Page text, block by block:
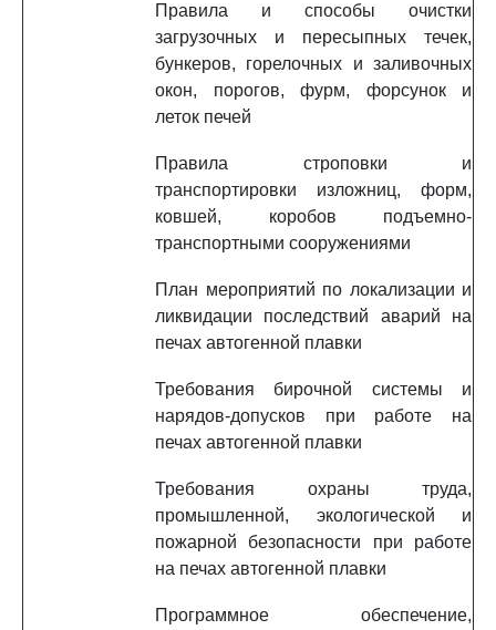
Правила и способы очистки
загрузочных и пересыпных течек,
бункеров, горелочных и заливочных
окон, порогов, фурм, форсунок и
леток печей
Правила строповки и
транспортировки изложниц, форм,
ковшей, коробов подъемно-
транспортными сооружениями
План мероприятий по локализации и
ликвидации последствий аварий на
печах автогенной плавки
Требования бирочной системы и
нарядов-допусков при работе на
печах автогенной плавки
Требования охраны труда,
промышленной, экологической и
пожарной безопасности при работе
на печах автогенной плавки
Программное обеспечение,